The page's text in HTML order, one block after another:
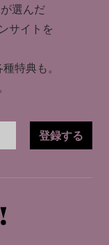
選んだ
サイトを
特典も。
登録する